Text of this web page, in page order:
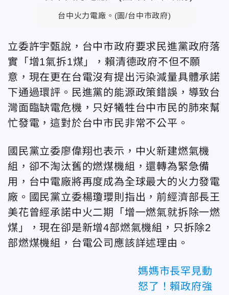
台中火力電廠。(圖/台中市政府)
立委許宇甄說，台中市政府要求民進黨政府落
實「增1氣拆1煤」，賴清德政府不但不願
意，現在更在台電沒有提出污染減量具體承諾
下通過環評。民進黨的能源政策錯誤，導致台
灣面臨缺電危機，只好犧牲台中市民的肺來幫
忙發電，這對於台中市民非常不公平。
國民黨立委廖偉翔也表示，中火新建燃氣機
組，卻不淘汰舊的燃煤機組，還轉為緊急備
用，台中電廠將再度成為全球最大的火力發電
廠。國民黨立委楊瓊瓔則指出，前經濟部長王
美花曾經承諾中火二期「增一燃氣就拆除一燃
煤」，現在卻是新增4部燃氣機組，只拆除2
部燃煤機組，台電公司應該詳述理由。
媽媽市長罕見動
怒了！賴政府強